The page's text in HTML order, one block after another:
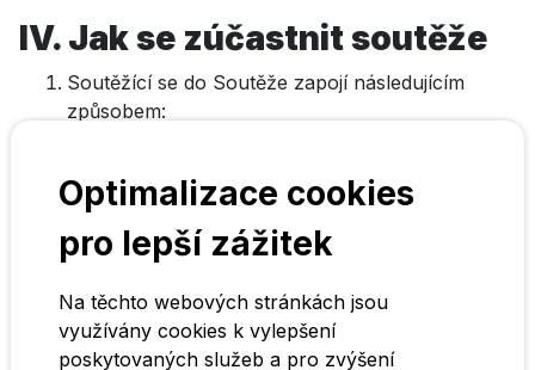
IV. Jak se zúčastnit soutěže
Soutěžící se do Soutěže zapojí následujícím
způsobem:
https://partakova-pizza.cz/,https://ogarova-
pizza.cz/
https://pepinova-pizza.cz/
https://manikova-pizza.cz/,https://panarova-
1.2. V rámci jedné objednávky si přidá alespoň
jeden produkt Red Bull (libovolná varianta).
Optimalizace cookies
pro lepší zážitek
Na těchto webových stránkách jsou
využívány cookies k vylepšení
poskytovaných služeb a pro zvýšení